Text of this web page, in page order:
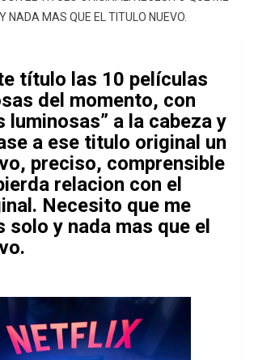
NADA MAS QUE EL TITULO NUEVO.
título las 10 películas
del momento, con
luminosas” a la cabeza y
a ese titulo original un
preciso, comprensible
relacion con el
Necesito que me
solo y nada mas que el